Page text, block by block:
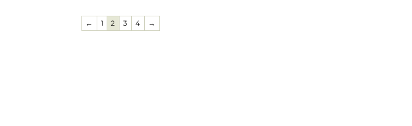
← 1 2 3 4 →